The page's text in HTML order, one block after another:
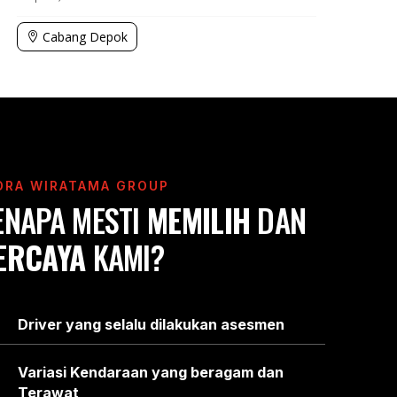
Cabang Depok
WIRATAMA GROUP
MESTI MEMILIH DAN
KAMI?
Driver yang selalu dilakukan asesmen
Variasi Kendaraan yang beragam dan
Terawat